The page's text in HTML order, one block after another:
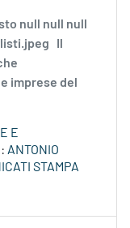
null null null
Il
imprese del
E
ANTONIO
STAMPA